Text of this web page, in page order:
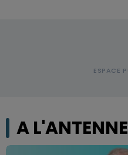
A L'ANTENNE